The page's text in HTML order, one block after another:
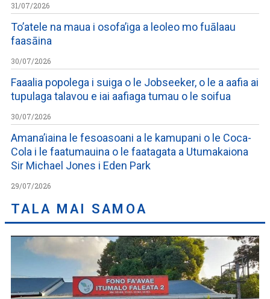
31/07/2026
To’atele na maua i osofa’iga a leoleo mo fuālaau
faasāina
30/07/2026
Faaalia popolega i suiga o le Jobseeker, o le a aafia ai
tupulaga talavou e iai aafiaga tumau o le soifua
30/07/2026
Amana’iaina le fesoasoani a le kamupani o le Coca-
Cola i le faatumauina o le faatagata a Utumakaiona
Sir Michael Jones i Eden Park
29/07/2026
TALA MAI SAMOA